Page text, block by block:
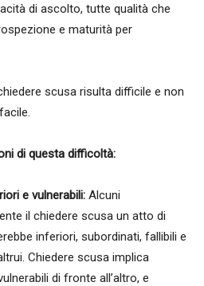
di ascolto, tutte qualità che
e maturità per
scusa risulta difficile e non
di questa difficoltà:
e vulnerabili: Alcuni
il chiedere scusa un atto di
inferiori, subordinati, fallibili e
Chiedere scusa implica
di fronte all’altro, e